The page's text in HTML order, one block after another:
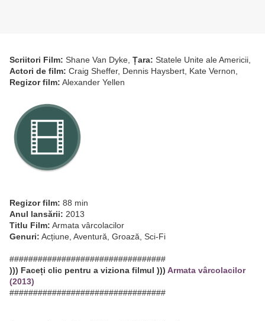
Scriitori Film: Shane Van Dyke, Țara: Statele Unite ale Americii,
Actori de film: Craig Sheffer, Dennis Haysbert, Kate Vernon,
Regizor film: Alexander Yellen
Regizor film: 88 min
Anul lansării: 2013
Titlu Film: Armata vârcolacilor
Genuri: Acțiune, Aventură, Groază, Sci-Fi
#################################
))) Faceți clic pentru a viziona filmul ))) Armata vârcolacilor
(2013)
#################################